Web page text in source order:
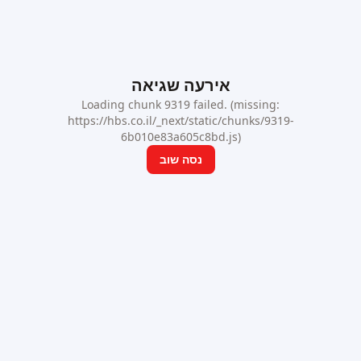
אירעה שגיאה
Loading chunk 9319 failed. (missing:
https://hbs.co.il/_next/static/chunks/9319-
6b010e83a605c8bd.js)